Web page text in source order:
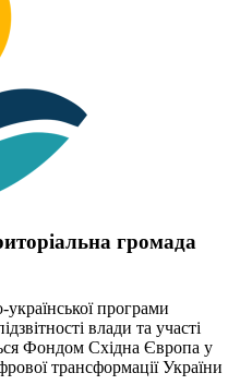
громада
програми
влади та участі
Фондом Східна Європа у
трансформації України